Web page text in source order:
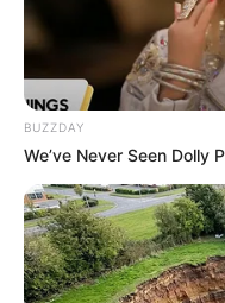
10. Por último, cole
faça o acabamento
BUZZDAY
We’ve Never Seen Dolly